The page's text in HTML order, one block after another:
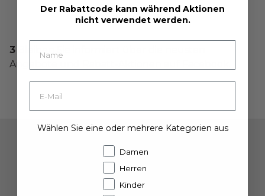
3 Bleiben Sie informiert über die neusten
Angebote und Rabatt-Aktionen auf
10% Rabatt auf Ihre erste Bestellung
wenn Sie sich für unseren Newsletter
anmelden. Gleichzeitig erhalten Sie
Der Rabattcode kann während Aktionen
nicht verwendet werden.
Wählen Sie eine oder mehrere Kategorien aus
Damen
Herren
Kinder